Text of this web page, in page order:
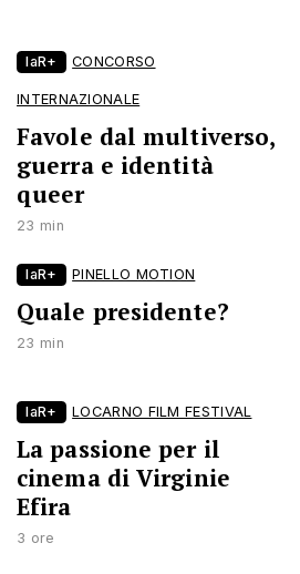
laR+ CONCORSO
INTERNAZIONALE
Favole dal multiverso,
guerra e identità
queer
23 min
laR+ PINELLO MOTION
Quale presidente?
23 min
laR+ LOCARNO FILM FESTIVAL
La passione per il
cinema di Virginie
Efira
3 ore